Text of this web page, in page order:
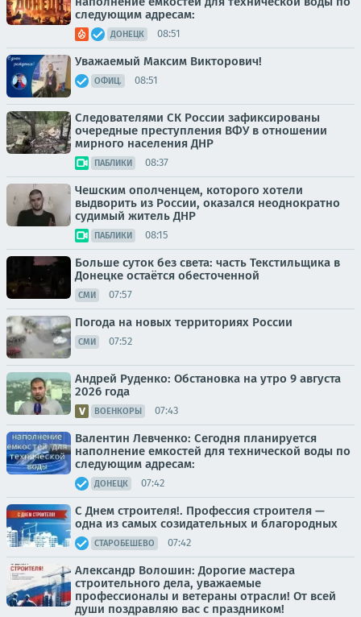
следующим адресам:
ДОНЕЦК 08:51
Уважаемый Максим Викторович!
ОФИЦ. 08:51
Следователями СК России зафиксированы
очередные преступления ВФУ в отношении
мирного населения ДНР
ПАБЛИКИ 08:37
Чешским ополченцем, которого хотели
выдворить из России, оказался неоднократно
судимый житель ДНР
ПАБЛИКИ 08:15
Больше суток без света: часть Текстильщика в
Донецке остаётся обесточенной
СМИ 07:57
Погода на новых территориях России
СМИ 07:52
Андрей Руденко: Обстановка на утро 9 августа
2026 года
ВОЕНКОРЫ 07:43
Валентин Левченко: Сегодня планируется
наполнение емкостей для технической воды по
следующим адресам:
ДОНЕЦК 07:42
С Днем строителя!. Профессия строителя —
одна из самых созидательных и благородных
СТАРОБЕШЕВО 07:42
Александр Волошин: Дорогие мастера
строительного дела, уважаемые
профессионалы и ветераны отрасли! От всей
души поздравляю вас с праздником!